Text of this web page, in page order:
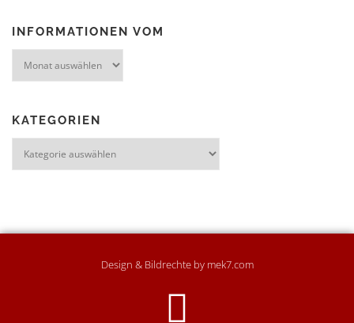
INFORMATIONEN VOM
KATEGORIEN
Design & Bildrechte by mek7.com